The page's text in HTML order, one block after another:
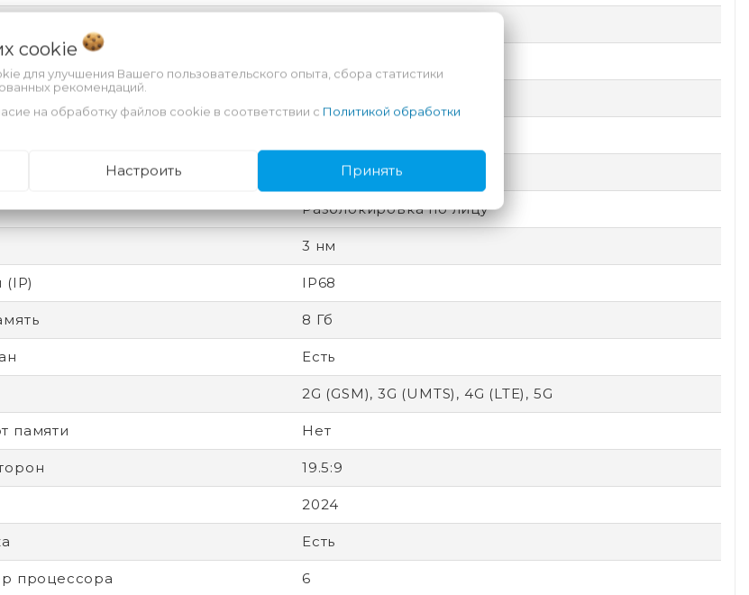
Несъемный
Разблокировка по лицу
3 нм
(IP) IP68
8 Гб
Есть
2G (GSM), 3G (UMTS), 4G (LTE), 5G
памяти Нет
19.5:9
2024
Есть
процессора 6
cookie
для улучшения Вашего пользовательского опыта, сбора статистики
рекомендаций.
на обработку файлов cookie в соответствии с Политикой обработки
Настроить Принять